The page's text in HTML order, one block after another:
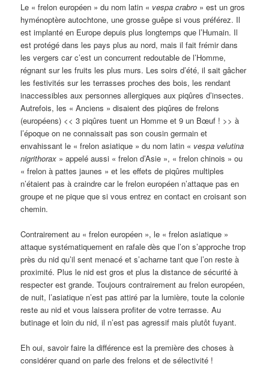
Le « frelon européen » du nom latin « vespa crabro » est un gros
hyménoptère autochtone, une grosse guêpe si vous préférez. Il
est implanté en Europe depuis plus longtemps que l’Humain. Il
est protégé dans les pays plus au nord, mais il fait frémir dans
les vergers car c’est un concurrent redoutable de l’Homme,
régnant sur les fruits les plus murs. Les soirs d’été, il sait gâcher
les festivités sur les terrasses proches des bois, les rendant
inaccessibles aux personnes allergiques aux piqûres d’insectes.
Autrefois, les « Anciens » disaient des piqûres de frelons
(européens) << 3 piqûres tuent un Homme et 9 un Bœuf ! >> à
l’époque on ne connaissait pas son cousin germain et
envahissant le « frelon asiatique » du nom latin « vespa velutina
nigrithorax » appelé aussi « frelon d’Asie », « frelon chinois » ou
« frelon à pattes jaunes » et les effets de piqûres multiples
n’étaient pas à craindre car le frelon européen n’attaque pas en
groupe et ne pique que si vous entrez en contact en croisant son
chemin.
Contrairement au « frelon européen », le « frelon asiatique »
attaque systématiquement en rafale dès que l’on s’approche trop
près du nid qu’il sent menacé et s’acharne tant que l’on reste à
proximité. Plus le nid est gros et plus la distance de sécurité à
respecter est grande. Toujours contrairement au frelon européen,
de nuit, l’asiatique n’est pas attiré par la lumière, toute la colonie
reste au nid et vous laissera profiter de votre terrasse. Au
butinage et loin du nid, il n’est pas agressif mais plutôt fuyant.
Eh oui, savoir faire la différence est la première des choses à
considérer quand on parle des frelons et de sélectivité !